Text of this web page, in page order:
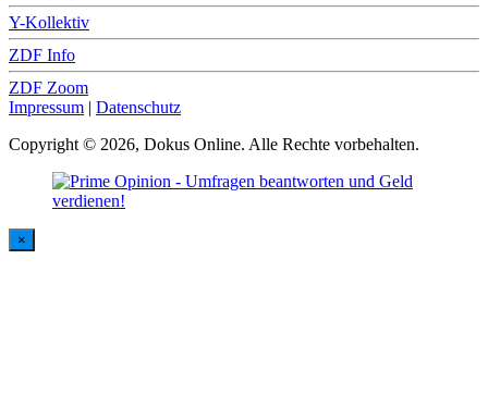
Y-Kollektiv
ZDF Info
ZDF Zoom
Impressum | Datenschutz
Copyright © 2026, Dokus Online. Alle Rechte vorbehalten.
×